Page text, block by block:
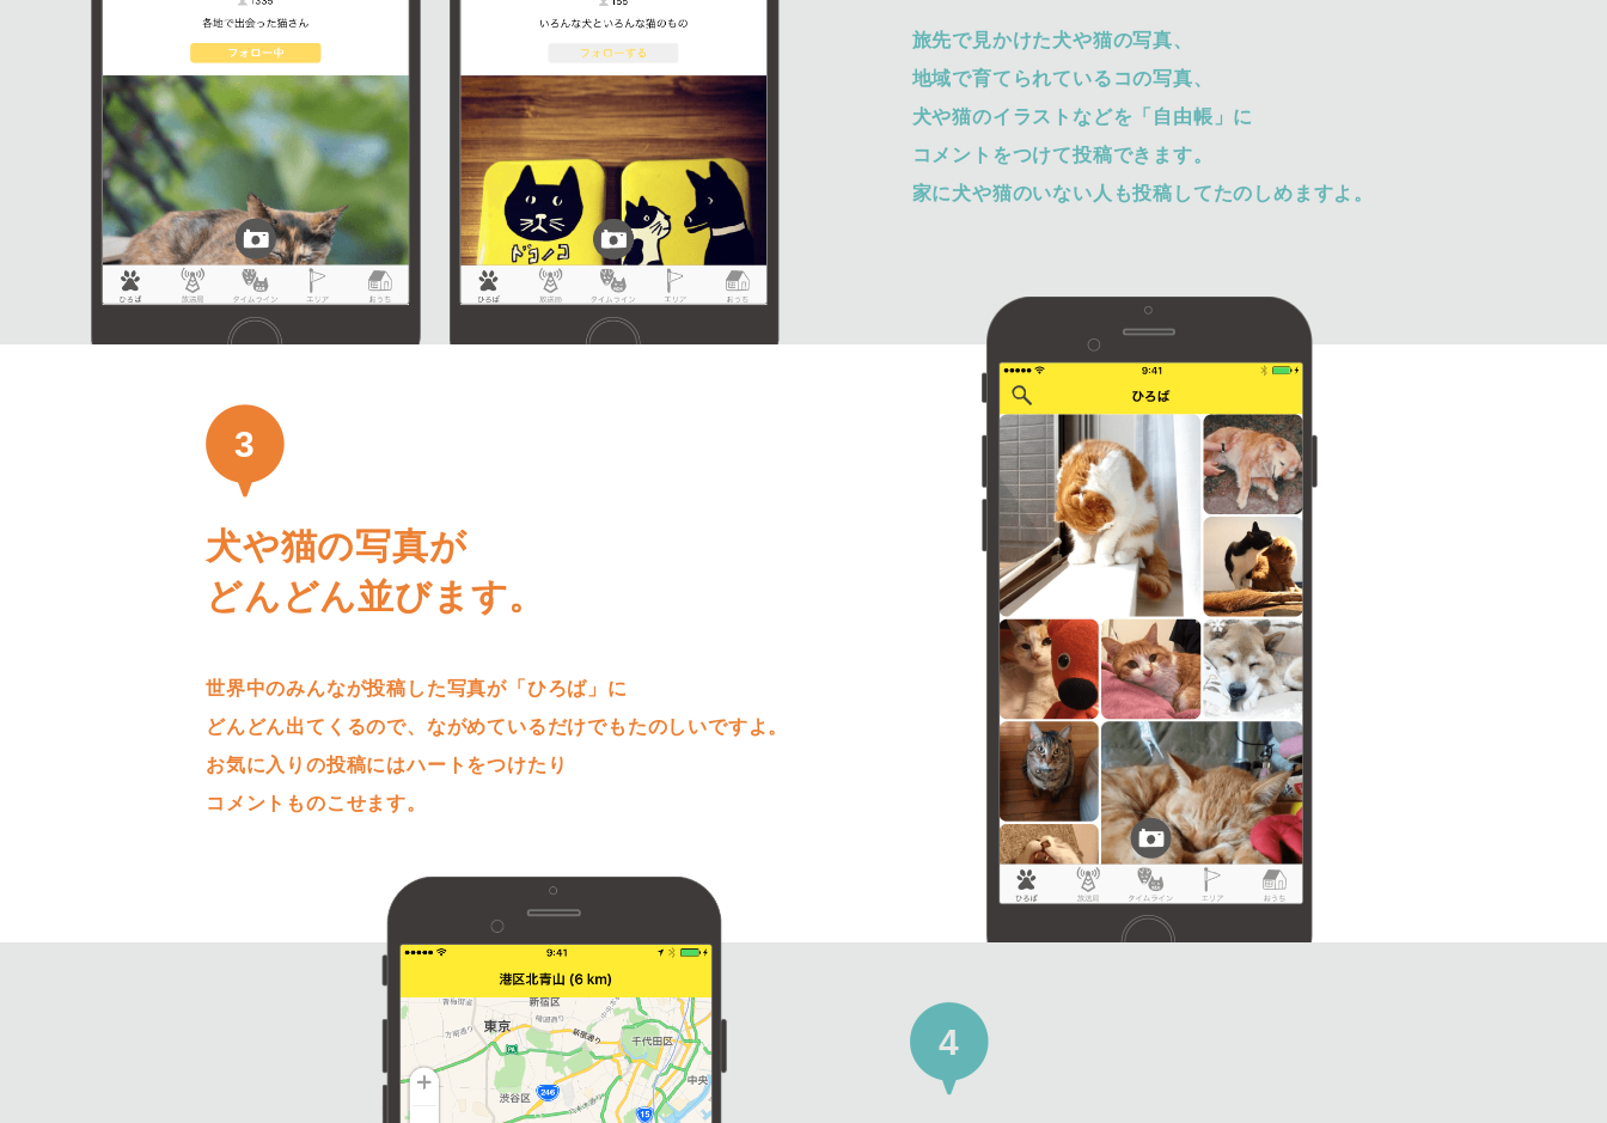
旅先で見かけた犬や猫の写真、
地域で育てられているコの写真、
犬や猫のイラストなどを「自由帳」に
コメントをつけて投稿できます。
家に犬や猫のいない人も投稿してたのしめますよ。
3
犬や猫の写真が
どんどん並びます。
世界中のみんなが投稿した写真が「ひろば」に
どんどん出てくるので、ながめているだけでもたのしいですよ。
お気に入りの投稿にはハートをつけたり
コメントものこせます。
4